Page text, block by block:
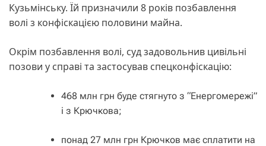
Кузьмінську. Їй призначили 8 років позбавлення
волі з конфіскацією половини майна.
Окрім позбавлення волі, суд задовольнив цивільні
позови у справі та застосував спецконфіскацію:
468 млн грн буде стягнуто з “Енергомережі”
і з Крючкова;
понад 27 млн грн Крючков має сплатити на